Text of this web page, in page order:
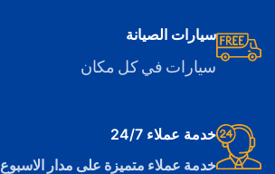
سيارات الصيانة
سيارات في كل مكان
خدمة عملاء 24/7
خدمة عملاء متميزة على مدار الاسبوع